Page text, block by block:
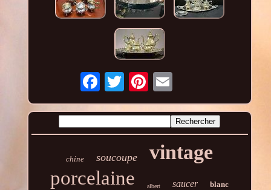
chine soucoupe vintage
porcelaine albert saucer blanc